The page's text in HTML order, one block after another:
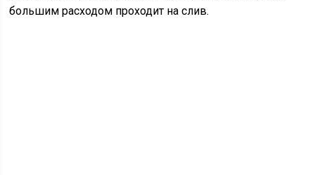
большим расходом проходит на слив.